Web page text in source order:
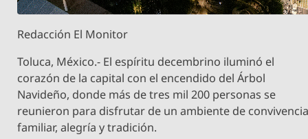
Redacción El Monitor
Toluca, México.- El espíritu decembrino iluminó el
corazón de la capital con el encendido del Árbol
Navideño, donde más de tres mil 200 personas se
reunieron para disfrutar de un ambiente de
familiar, alegría y tradición.